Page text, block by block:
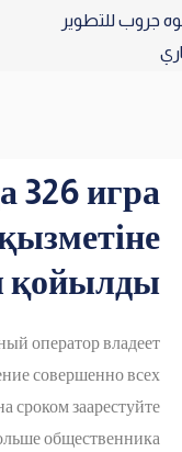
326 игра
қойылды
оператор владеет
совершенно всех
сроком заарестуйте
общественника